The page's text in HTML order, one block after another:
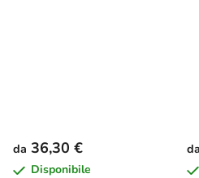
da 36,30 €
Disponibile
da